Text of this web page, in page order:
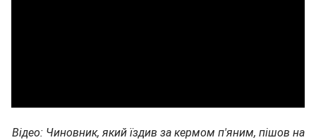
Відео: Чиновник, який їздив за кермом п'яним, пішов на